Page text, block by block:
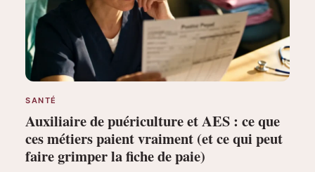
SANTÉ
Auxiliaire de puériculture et AES : ce que
ces métiers paient vraiment (et ce qui peut
faire grimper la fiche de paie)